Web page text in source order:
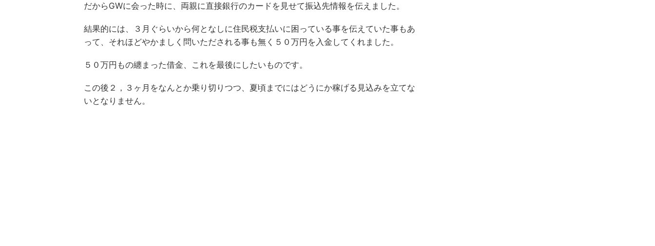
だからGWに会った時に、両親に直接銀行のカードを見せて振込先情報を伝えました。
結果的には、３月ぐらいから何となしに住民税支払いに困っている事を伝えていた事もあ
って、それほどやかましく問いただされる事も無く５０万円を入金してくれました。
５０万円もの纏まった借金、これを最後にしたいものです。
この後２，３ヶ月をなんとか乗り切りつつ、夏頃までにはどうにか稼げる見込みを立てな
いとなりません。